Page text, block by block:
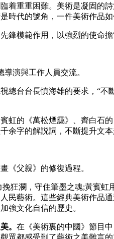
单
着重重困難。美術是凝固的
時代的號角，一件美術作品
模範作用，以強烈的使命
導演與工作人員交流。
台台長慎海雄的要求，“不
虹的《萬松煙靄》、齊白石
字的解説詞，不斷提升文
《父親》的修復過程。
瀾，守住筆墨之魂;黃賓虹
藝術。這些經典美術作品
強文化自信的歷史。
。 在《美術裏的中國》節目
都感受到了藝術之美難言